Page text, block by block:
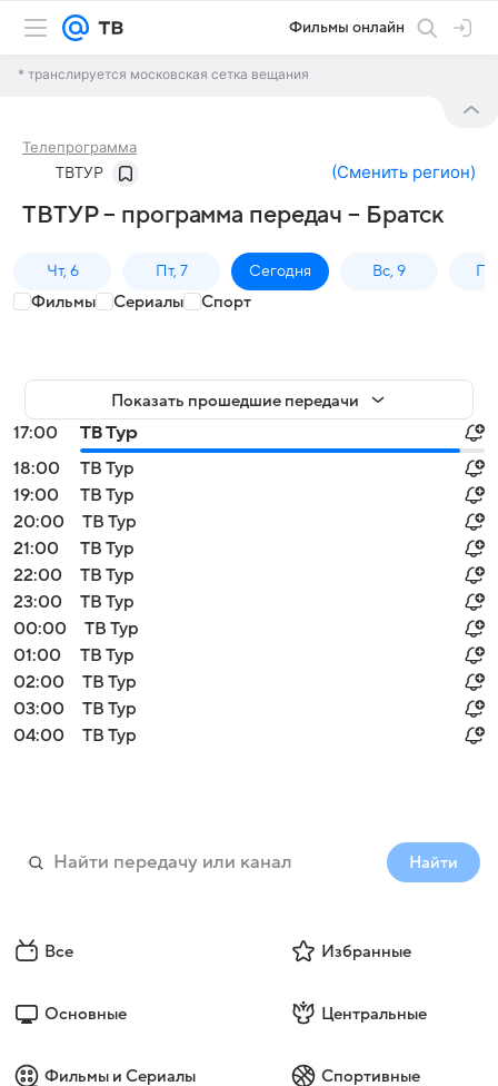
Фильмы онлайн
* транслируется московская сетка вещания
Телепрограмма
ТВТУР (Сменить регион)
ТВТУР – программа передач – Братск
Чт, 6 Пт, 7 Сегодня Вс, 9
Фильмы Сериалы Спорт
Показать прошедшие передачи
17:00
ТВ Тур
18:00
ТВ Тур
19:00
ТВ Тур
20:00
ТВ Тур
21:00
ТВ Тур
22:00
ТВ Тур
23:00
ТВ Тур
00:00
ТВ Тур
01:00
ТВ Тур
02:00
ТВ Тур
03:00
ТВ Тур
04:00
ТВ Тур
Найти
Все Избранные
Основные Центральные
Фильмы и Сериалы Спортивные